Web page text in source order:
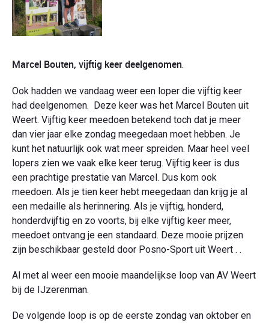
Marcel Bouten, vijftig keer deelgenomen.
Ook hadden we vandaag weer een loper die vijftig keer
had deelgenomen. Deze keer was het Marcel Bouten uit
Weert. Vijftig keer meedoen betekend toch dat je meer
dan vier jaar elke zondag meegedaan moet hebben. Je
kunt het natuurlijk ook wat meer spreiden. Maar heel veel
lopers zien we vaak elke keer terug. Vijftig keer is dus
een prachtige prestatie van Marcel. Dus kom ook
meedoen. Als je tien keer hebt meegedaan dan krijg je al
een medaille als herinnering. Als je vijftig, honderd,
honderdvijftig en zo voorts, bij elke vijftig keer meer,
meedoet ontvang je een standaard. Deze mooie prijzen
zijn beschikbaar gesteld door Posno-Sport uit Weert . .
Al met al weer een mooie maandelijkse loop van AV Weert
bij de IJzerenman.
De volgende loop is op de eerste zondag van oktober en